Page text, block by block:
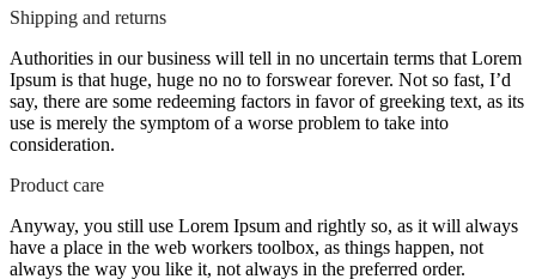
Shipping and returns
Authorities in our business will tell in no uncertain terms that Lorem
Ipsum is that huge, huge no no to forswear forever. Not so fast, I’d
say, there are some redeeming factors in favor of greeking text, as its
use is merely the symptom of a worse problem to take into
consideration.
Product care
Anyway, you still use Lorem Ipsum and rightly so, as it will always
have a place in the web workers toolbox, as things happen, not
always the way you like it, not always in the preferred order.